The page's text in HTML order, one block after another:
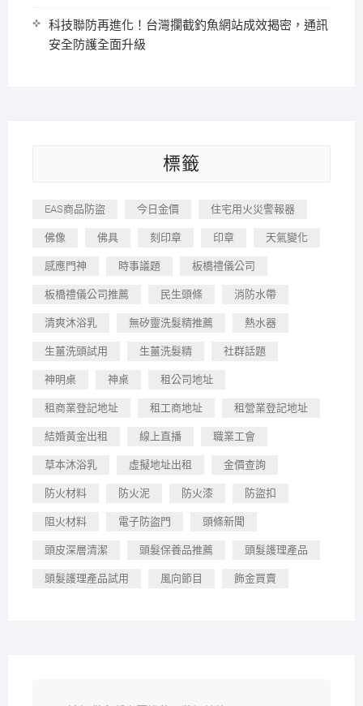
科技聯防再進化！台灣攔截釣魚網站成效揭密，通訊
安全防護全面升級
標籤
EAS商品防盜 今日金價 住宅用火災警報器
佛像 佛具 刻印章 印章 天氣變化
感應門神 時事議題 板橋禮儀公司
板橋禮儀公司推薦 民生頭條 消防水帶
清爽沐浴乳 無矽靈洗髮精推薦 熱水器
生薑洗頭試用 生薑洗髮精 社群話題
神明桌 神桌 租公司地址
租商業登記地址 租工商地址 租營業登記地址
結婚黃金出租 線上直播 職業工會
草本沐浴乳 虛擬地址出租 金價查詢
防火材料 防火泥 防火漆 防盜扣
阻火材料 電子防盜門 頭條新聞
頭皮深層清潔 頭髮保養品推薦 頭髮護理產品
頭髮護理產品試用 風向節目 飾金買賣